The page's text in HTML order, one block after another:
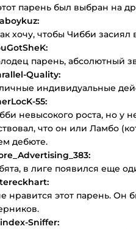
парень был выбран на
хочу, чтобы Чибби
парень, абсолютный
Quality:
индивидуальные
55:
невысокого роста, но у
что он или Ламбо
дебюте.
в лиге появился еще
нравится этот парень. Он
Sniffer: